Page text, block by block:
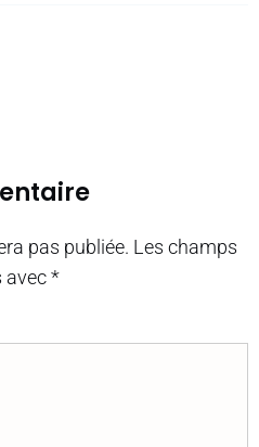
pas publiée. Les champs
avec*